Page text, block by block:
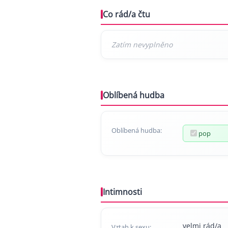
Co rád/a čtu
Oblíbená hudba
Oblíbená hudba: pop
Intimnosti
velmi rád/a